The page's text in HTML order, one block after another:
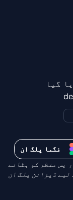
فگما پلگ ان
منظر کو ہٹانے
ڈیزائن پلگ ان